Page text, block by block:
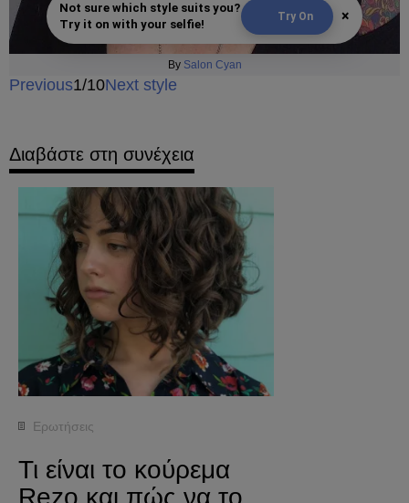
Not sure which style suits you?
Try it on with your selfie!
Try On ×
By Salon Cyan
Previous1/10Next style
Διαβάστε στη συνέχεια
Ερωτήσεις
Τι είναι το κούρεμα